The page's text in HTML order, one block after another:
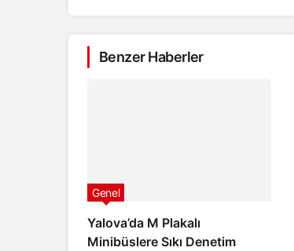
Benzer Haberler
Yalova’da M Plakalı
Minibüslere Sıkı Denetim
Genel